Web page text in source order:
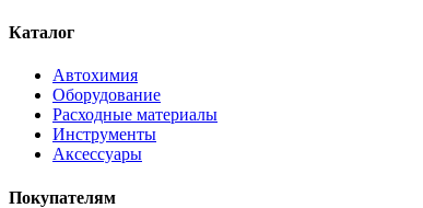
Каталог
Автохимия
Оборудование
Расходные материалы
Инструменты
Аксессуары
Покупателям